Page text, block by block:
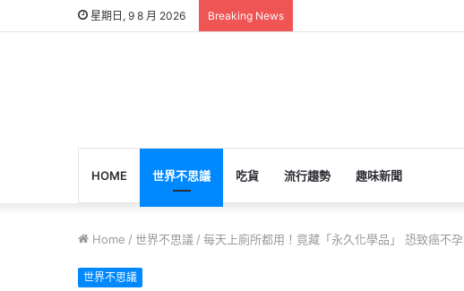
星期日, 9 8 月 2026 Breaking News
HOME 世界不思議 吃貨 流行趨勢 趣味新聞
Home / 世界不思議 / 每天上廁所都用！竟藏「永久化學品」 恐致癌不孕
世界不思議